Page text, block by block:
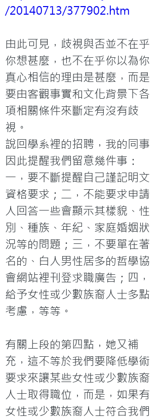
/20140713/377902.htm
由此可見，歧視與否並不在乎
你想甚麼，也不在乎你以為你
真心相信的理由是甚麼，而是
要由客觀事實和文化背景下各
項相關條件來斷定有沒有歧
視。
說回學系裡的招聘，我的同事
因此提醒我們留意幾件事：
一，要不斷提醒自己謹記明文
資格要求；二，不能要求申請
人回答一些會顯示其樣貌、性
別、種族、年紀、家庭婚姻狀
況等的問題；三，不要單在著
名的、白人男性居多的哲學協
會網站裡刊登求職廣告；四，
給予女性或少數族裔人士多點
考慮，等等。
有關上段的第四點，她又補
充，這不等於我們要降低學術
要求來讓某些女性或少數族裔
人士取得職位，而是，如果有
女性或少數族裔人士符合我們